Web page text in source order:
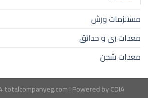
مستلزمات ورش
معدات رى و حدائق
معدات شحن
| Powered by CDIA